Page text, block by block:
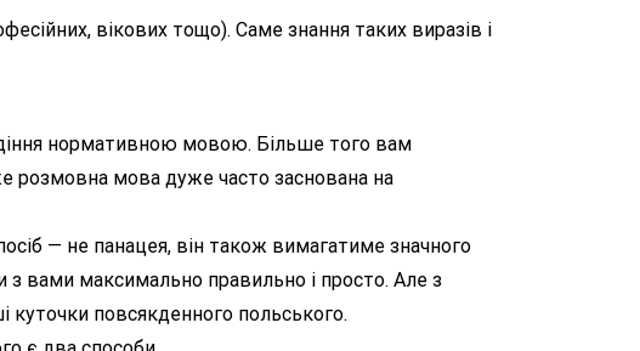
вікових тощо). Саме знання таких виразів і
нормативною мовою. Більше того вам
розмовна мова дуже часто заснована на
— не панацея, він також вимагатиме значного
вами максимально правильно і просто. Але з
куточки повсякденного польського.